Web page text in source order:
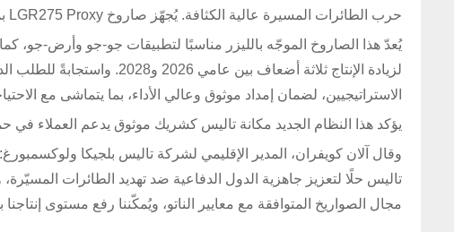
حرب الطائرات المسيرة عالية الكثافة. يُجهّز صاروخ LGR275 Proxy بمستشعر تقارب ورأس حربي عسكري مُحسّن للأهداف الجوية.
يُعدّ هذا الصاروخ الموجّه بالليزر مناسبًا لتطبيقات جو-جو وأرض-جو،
لزيادة الإنتاج ثلاثة أضعاف
الاستراتيجيين، لضمان إمداد موثوق وعالي الأداء، بما يتماشى مع
يؤكد هذا النظام الجديد مكانة تاليس كشريك موثوق يدعم العملاء في
وقال آلان كويفران، المدير الإقليمي لشركة تاليس بلجيكا ولوكسمبورغ:
تاليس حلًا لتعزيز جاهزية الدول الدفاعية ضد تهديد الطائرات
مجال الصواريخ المتوافقة مع معايير الناتو، ويُمكّننا رفع مستوى